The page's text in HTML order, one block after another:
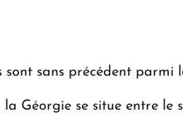
sont sans précédent parmi
Géorgie se situe entre